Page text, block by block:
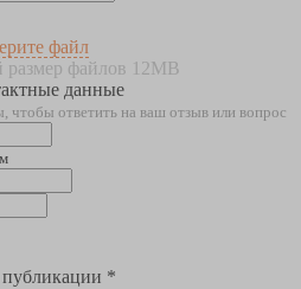
файл
файлов 12MB
данные
ответить на ваш отзыв или вопрос
публикации *